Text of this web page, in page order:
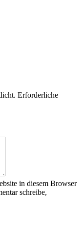
Erforderliche
in diesem Browser
schreibe,